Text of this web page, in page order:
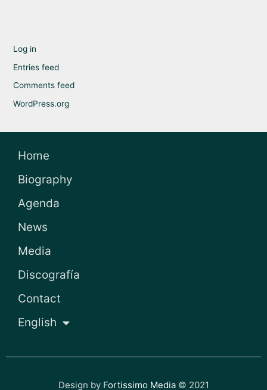
Log in
Entries feed
Comments feed
WordPress.org
Home
Biography
Agenda
News
Media
Discografía
Contact
English
Design by Fortissimo Media© 2021